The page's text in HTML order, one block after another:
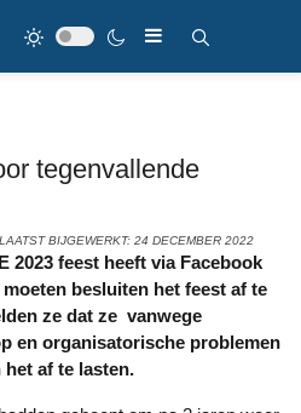
tegenvallende
LAATST BIJGEWERKT: 24 DECEMBER 2022
besluiten het feest af te
ze dat ze vanwege
en organisatorische problemen
af te lasten.